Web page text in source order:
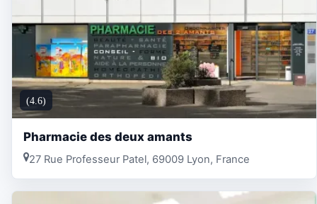
(4.6)
Pharmacie des deux amants
27 Rue Professeur Patel, 69009 Lyon, France